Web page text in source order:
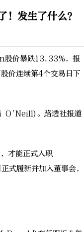
发生了什么？
价暴跌13.33%，报
价连续第4个交易日下
O'Neill)。路透社报道
才能正式入职
履新并加入董事会，